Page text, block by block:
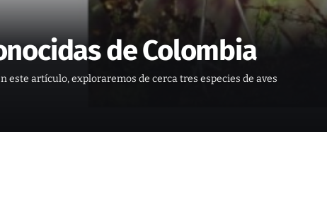
de Colombia
artículo, exploraremos de cerca tres especies de aves